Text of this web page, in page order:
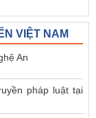
VIỆT NAM
An
pháp luật tại